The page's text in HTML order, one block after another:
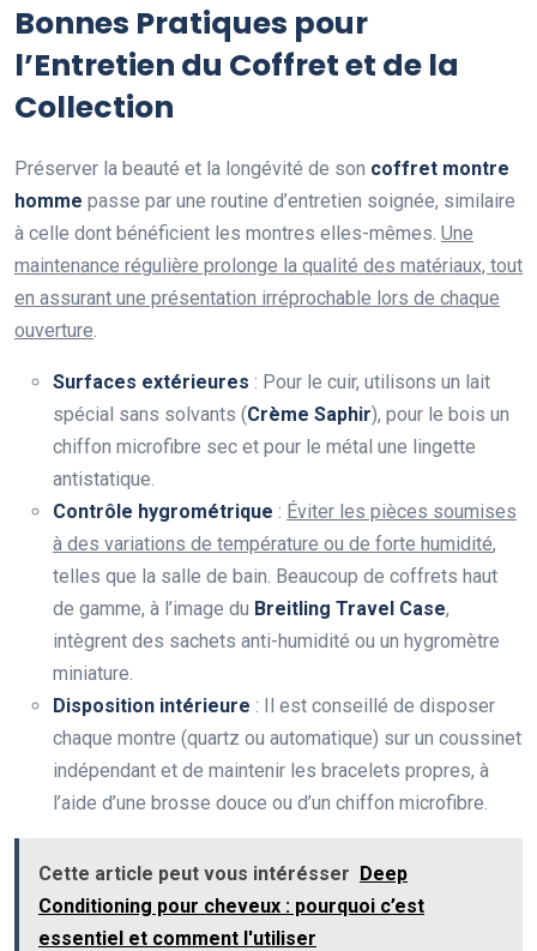
Bonnes Pratiques pour
l’Entretien du Coffret et de la
Collection
Préserver la beauté et la longévité de son coffret montre
homme passe par une routine d’entretien soignée, similaire
à celle dont bénéficient les montres elles-mêmes. Une
maintenance régulière prolonge la qualité des matériaux, tout
en assurant une présentation irréprochable lors de chaque
ouverture
Surfaces extérieures : Pour le cuir, utilisons un lait
spécial sans solvants (Crème Saphir), pour le bois un
chiffon microfibre sec et pour le métal une lingette
antistatique.
Contrôle hygrométrique : Éviter les pièces soumises
à des variations de température ou de forte humidité,
telles que la salle de bain. Beaucoup de coffrets haut
de gamme, à l’image du Breitling Travel Case,
intègrent des sachets anti-humidité ou un hygromètre
miniature.
Disposition intérieure : Il est conseillé de disposer
chaque montre (quartz ou automatique) sur un coussinet
indépendant et de maintenir les bracelets propres, à
l’aide d’une brosse douce ou d’un chiffon microfibre.
Cette article peut vous intérésser Deep
Conditioning pour cheveux : pourquoi c’est
essentiel et comment l'utiliser